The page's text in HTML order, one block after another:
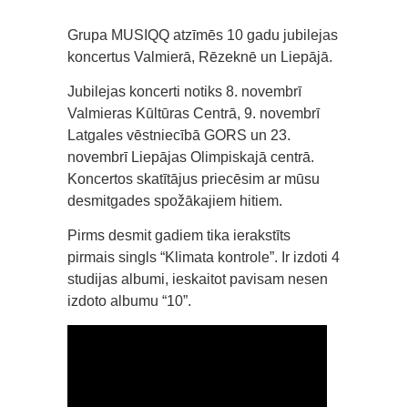
Grupa MUSIQQ atzīmēs 10 gadu jubilejas
koncertus Valmierā, Rēzeknē un Liepājā.
Jubilejas koncerti notiks 8. novembrī
Valmieras Kūltūras Centrā, 9. novembrī
Latgales vēstniecībā GORS un 23.
novembrī Liepājas Olimpiskajā centrā.
Koncertos skatītājus priecēsim ar mūsu
desmitgades spožākajiem hitiem.
Pirms desmit gadiem tika ierakstīts
pirmais singls “Klimata kontrole”. Ir izdoti 4
studijas albumi, ieskaitot pavisam nesen
izdoto albumu “10”.